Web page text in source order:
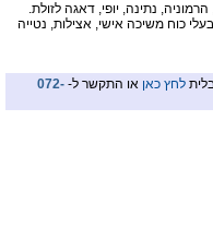
פייסבוק
נתינה, יופי, דאגה לזולת.
כוח משיכה אישי, אצילות, נטייה
לחץ כאן או התקשר ל- 072-